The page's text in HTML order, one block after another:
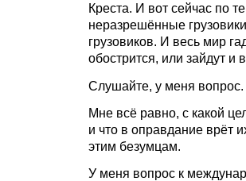
Креста. И вот сейчас по
неразрешённые
грузовиков. И весь мир
обострится, или зайдут и
Слушайте, у меня вопрос.
Мне всё равно, с какой
и что в оправдание врёт
этим безумцам.
У меня вопрос к